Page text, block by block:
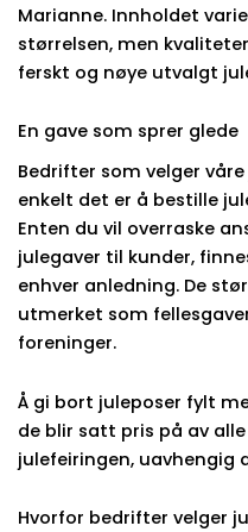
Marianne. Innholdet
størrelsen, men
ferskt og nøye utvalgt
En gave som sprer glede
Bedrifter som velger
enkelt det er å bestille
Enten du vil overraske
julegaver til kunder,
enhver anledning. De
utmerket som
foreninger.
Å gi bort juleposer fylt
de blir satt pris på av
julefeiringen, uavhengig
Hvorfor bedrifter velger